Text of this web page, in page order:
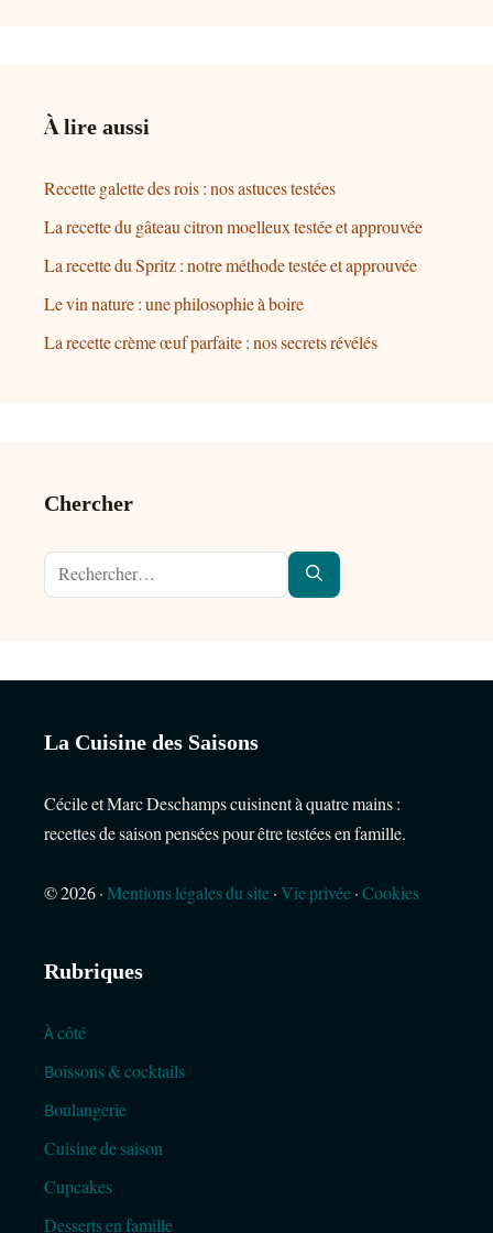
À lire aussi
Recette galette des rois : nos astuces testées
La recette du gâteau citron moelleux testée et approuvée
La recette du Spritz : notre méthode testée et approuvée
Le vin nature : une philosophie à boire
La recette crème œuf parfaite : nos secrets révélés
Chercher
Rechercher :
La Cuisine des Saisons
Cécile et Marc Deschamps cuisinent à quatre mains :
recettes de saison pensées pour être testées en famille.
© 2026 ·Mentions légales du site·Vie privée·Cookies
Rubriques
À côté
Boissons & cocktails
Boulangerie
Cuisine de saison
Cupcakes
Desserts en famille